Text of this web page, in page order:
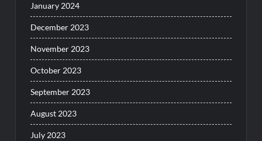
January 2024
December 2023
November 2023
October 2023
September 2023
August 2023
July 2023